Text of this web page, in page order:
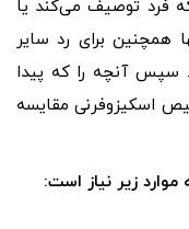
فرد توصیف می‌کند یا
همچنین برای رد سایر
سپس آنچه را که پیدا
اسکیزوفرنی مقایسه